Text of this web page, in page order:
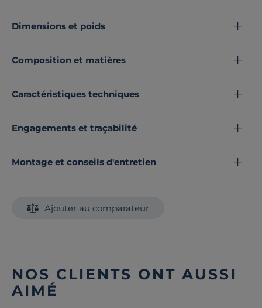
dimensionsen font un atout incontestable de la
chambre à coucher.
, elle a tout
Découvrez toute notre sélection :
Housses de couette
Dimensions et poids
Composition et matières
Caractéristiques techniques
Engagements et traçabilité
Montage et conseils d'entretien
Ajouter au comparateur
NOS CLIENTS ONT AUSSI
AIMÉ